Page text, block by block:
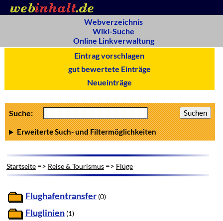
Webverzeichnis
Wiki-Suche
Online Linkverwaltung
Eintrag vorschlagen
gut bewertete Einträge
Neueinträge
Suche:
Erweiterte Such- und Filtermöglichkeiten
Startseite=> Reise & Tourismus=> Flüge
Flughafentransfer (0)
Fluglinien (1)